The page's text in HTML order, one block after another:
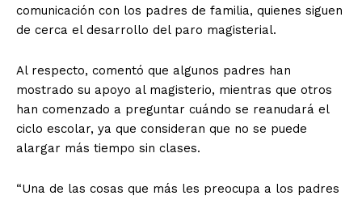
comunicación con los padres de familia, quienes siguen
de cerca el desarrollo del paro magisterial.
Al respecto, comentó que algunos padres han
mostrado su apoyo al magisterio, mientras que otros
han comenzado a preguntar cuándo se reanudará el
ciclo escolar, ya que consideran que no se puede
alargar más tiempo sin clases.
“Una de las cosas que más les preocupa a los padres